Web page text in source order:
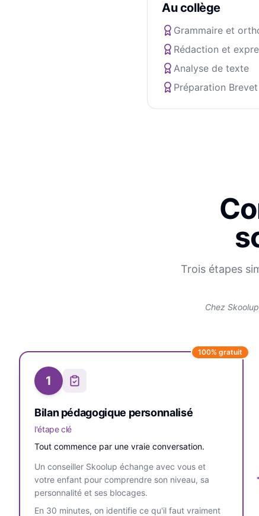
Au collège
Grammaire et
Rédaction et
Analyse de texte
Préparation
Trois étapes
Chez
100% gratuit
1
Bilan pédagogique personnalisé
l'étape clé
Tout commence par une vraie conversation.
Un conseiller Skoolup échange avec vous et
votre enfant pour comprendre son niveau, sa
personnalité et ses blocages.
En 30 minutes, on identifie ce qu'il faut vraiment